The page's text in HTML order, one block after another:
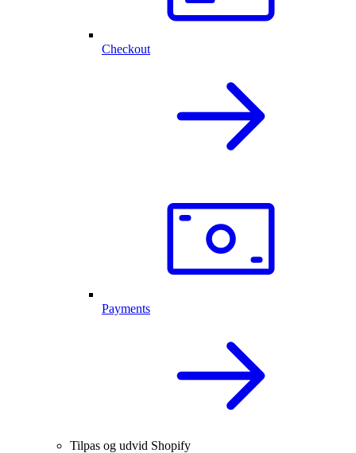
Checkout
Payments
Tilpas og udvid Shopify